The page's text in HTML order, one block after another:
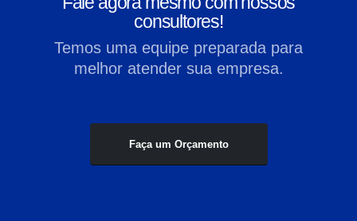
consultores!
Temos uma equipe preparada para
melhor atender sua empresa.
Faça um Orçamento